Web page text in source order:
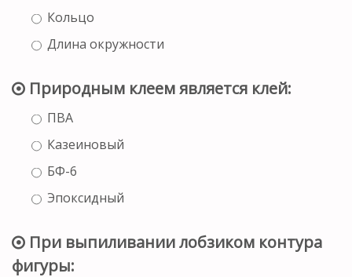
Кольцо
Длина окружности
Природным клеем является клей:
ПВА
Казеиновый
БФ-6
Эпоксидный
При выпиливании лобзиком контура
фигуры: